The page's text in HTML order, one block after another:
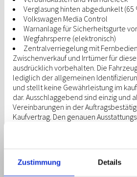
Zustimmung Details
Verglasung hinten abgedunkelt (65
Volkswagen Media Control
Warnanlage für Sicherheitsgurte
Wegfahrsperre (elektronisch)
Zentralverriegelung mit
Zwischenverkauf und Irrtümer für
ausdrücklich vorbehalten. Die
lediglich der allgemeinen
und stellt keine Gewährleistung im
dar. Ausschlaggebend sind einzig und
Vereinbarungen in der
Kaufvertrag. Den genauen